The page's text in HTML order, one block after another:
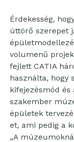
Érdekesség,
úttörő szerepet
volumenű
fejlett CATIA
használta, hogy
kifejezésmód
szakember
épületek
et, ami pedig a
„A